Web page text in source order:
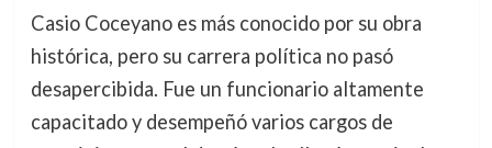
Casio Coceyano es más conocido por su obra
histórica, pero su carrera política no pasó
desapercibida. Fue un funcionario altamente
capacitado y desempeñó varios cargos de